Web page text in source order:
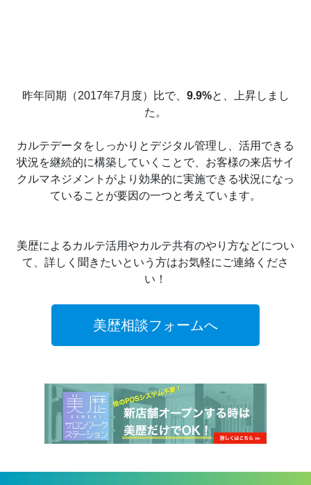
昨年同期（2017年7月度）比で、 9.9%と、上昇しまし
た。
カルテデータをしっかりとデジタル管理し、活用できる
状況を継続的に構築していくことで、お客様の来店サイ
クルマネジメントがより効果的に実施できる状況になっ
ていることが要因の一つと考えています。
美歴によるカルテ活用やカルテ共有のやり方などについ
て、詳しく聞きたいという方はお気軽にご連絡くださ
い！
美歴相談フォームへ